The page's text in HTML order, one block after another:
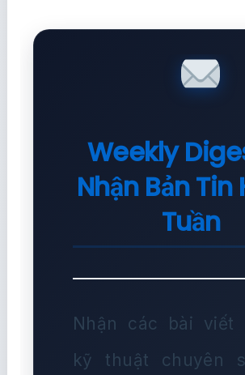
Weekly
Nhận Bản Tin
Tuần
Nhận các bài viết
kỹ thuật chuyên